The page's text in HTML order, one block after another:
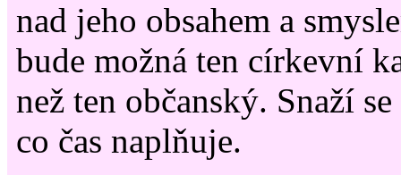
nad jeho obsahem a
bude možná ten církevní
než ten občanský. Snaží
co čas naplňuje.